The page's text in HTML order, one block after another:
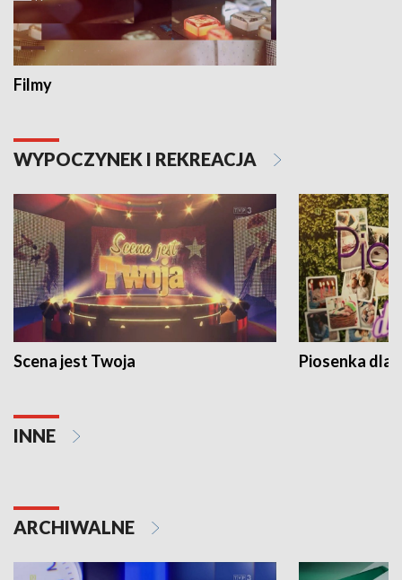
Filmy
WYPOCZYNEK I REKREACJA
Scena jest Twoja Piosenka dla
INNE
ARCHIWALNE